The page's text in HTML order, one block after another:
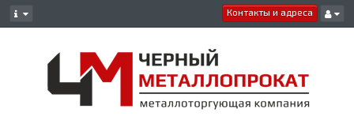
Контакты и адреса